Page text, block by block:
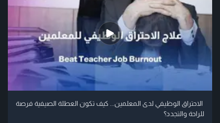
الاحتراق الوظيفي لدى المعلمين... كيف تكون العطلة الصيفية فرصة
للراحة والتجدد؟